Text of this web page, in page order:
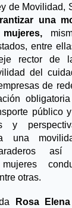
de Movilidad,
una
entre
rector de
del
de
público
y
una
así
otras.
Rosa